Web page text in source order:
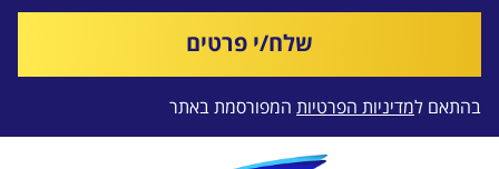
שלח/י פרטים
בהתאם למדיניות הפרטיות המפורסמת באתר